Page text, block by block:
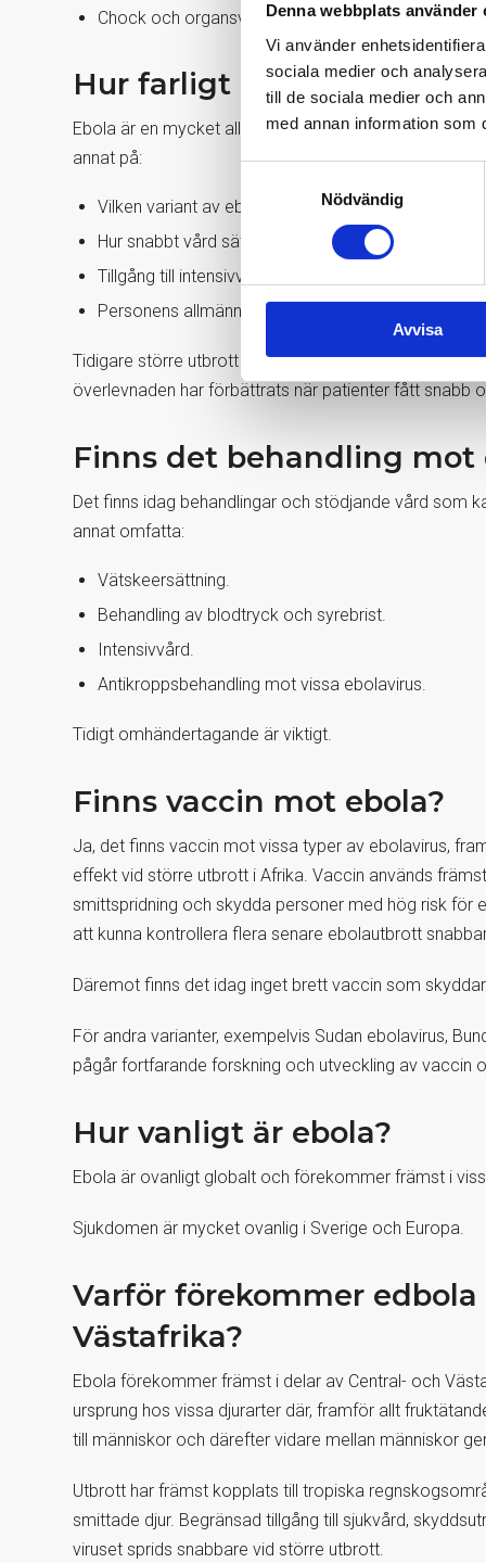
Denna webbplats använder
Vi använder
sociala medier och
till de sociala medier och
med annan information som
Nödvändig
Avvisa
Chock och organsvikt.
Hur farligt är ebola?
Ebola är en mycket allvarlig sjukdom och kan vara
annat på:
Vilken variant av ebolavirus det handlar om.
Hur snabbt vård sätts in.
Tillgång till intensivvård och vätskebehandling.
Personens allmänna hälsa.
Tidigare större utbrott har haft hög dödlighet, särskilt
överlevnaden har förbättrats när patienter fått snabb
Finns det behandling mot
Det finns idag behandlingar och stödjande vård som
annat omfatta:
Vätskeersättning.
Behandling av blodtryck och syrebrist.
Intensivvård.
Antikroppsbehandling mot vissa ebolavirus.
Tidigt omhändertagande är viktigt.
Finns vaccin mot ebola?
Ja, det finns vaccin mot vissa typer av ebolavirus,
effekt vid större utbrott i Afrika. Vaccin används
smittspridning och skydda personer med hög risk för
att kunna kontrollera flera senare ebolautbrott
Däremot finns det idag inget brett vaccin som
För andra varianter, exempelvis Sudan ebolavirus,
pågår fortfarande forskning och utveckling av vaccin
Hur vanligt är ebola?
Ebola är ovanligt globalt och förekommer främst i
Sjukdomen är mycket ovanlig i Sverige och Europa.
Varför förekommer
Västafrika?
Ebola förekommer främst i delar av Central- och
ursprung hos vissa djurarter där, framför allt
till människor och därefter vidare mellan människor
Utbrott har främst kopplats till tropiska
smittade djur. Begränsad tillgång till sjukvård,
viruset sprids snabbare vid större utbrott.